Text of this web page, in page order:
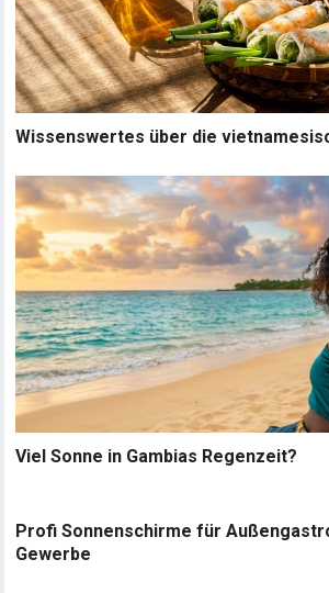
Wissenswertes über die
Viel Sonne in Gambias Regenzeit?
Profi Sonnenschirme für
Gewerbe